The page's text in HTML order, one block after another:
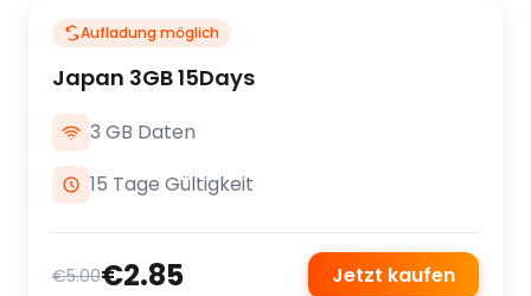
Aufladung möglich
Japan 3GB 15Days
3 GB Daten
15 Tage Gültigkeit
€5.00€2.85 Jetzt kaufen